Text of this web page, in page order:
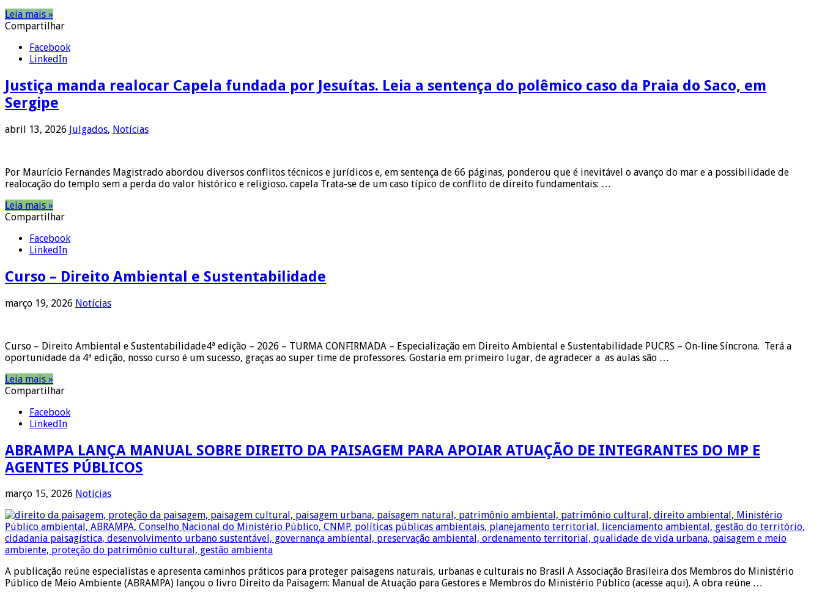
Leia mais »
Compartilhar
Facebook
LinkedIn
Justiça manda realocar Capela fundada por Jesuítas. Leia a sentença do polêmico caso da Praia do Saco, em
Sergipe
abril 13, 2026 Julgados, Notícias
Por Maurício Fernandes Magistrado abordou diversos conflitos técnicos e jurídicos e, em sentença de 66 páginas, ponderou que é inevitável o avanço do mar e a possibilidade de
realocação do templo sem a perda do valor histórico e religioso. capela Trata-se de um caso típico de conflito de direito fundamentais: …
Leia mais »
Compartilhar
Facebook
LinkedIn
Curso – Direito Ambiental e Sustentabilidade
março 19, 2026 Notícias
Curso – Direito Ambiental e Sustentabilidade4ª edição – 2026 – TURMA CONFIRMADA – Especialização em Direito Ambiental e Sustentabilidade PUCRS – On-line Síncrona. Terá a
oportunidade da 4ª edição, nosso curso é um sucesso, graças ao super time de professores. Gostaria em primeiro lugar, de agradecer a as aulas são …
Leia mais »
Compartilhar
Facebook
LinkedIn
ABRAMPA LANÇA MANUAL SOBRE DIREITO DA PAISAGEM PARA APOIAR ATUAÇÃO DE INTEGRANTES DO MP E
AGENTES PÚBLICOS
março 15, 2026 Notícias
A publicação reúne especialistas e apresenta caminhos práticos para proteger paisagens naturais, urbanas e culturais no Brasil A Associação Brasileira dos Membros do Ministério
Público de Meio Ambiente (ABRAMPA) lançou o livro Direito da Paisagem: Manual de Atuação para Gestores e Membros do Ministério Público (acesse aqui). A obra reúne …